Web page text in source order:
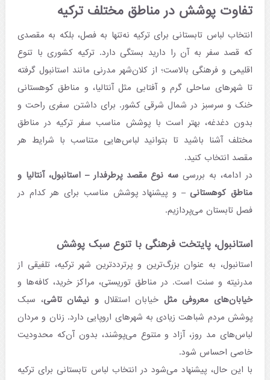
تفاوت پوشش در مناطق مختلف ترکیه
انتخاب لباس تابستانی برای ترکیه نه‌تنها به فصل، بلکه به مقصدی
که قصد سفر به آن را دارید بستگی دارد. ترکیه کشوری با تنوع
اقلیمی و فرهنگی بالاست؛ از کلان‌شهر مدرنی مانند استانبول گرفته
تا شهرهای ساحلی گرم و آفتابی مثل آنتالیا، و مناطق کوهستانی
خنک و سرسبز در شمال شرقی کشور. برای داشتن سفری راحت و
بدون دغدغه، بهتر است با پوشش مناسب سفر ترکیه در مناطق
مختلف آشنا باشید تا بتوانید لباس‌هایی متناسب با شرایط هر
مقصد انتخاب کنید.
در ادامه، به بررسی سه نوع مقصد پرطرفدار – استانبول، آنتالیا و
مناطق کوهستانی– و پیشنهاد پوشش مناسب برای هر کدام در
فصل تابستان می‌پردازیم.
استانبول، پایتخت فرهنگی با تنوع سبک پوشش
استانبول، به عنوان بزرگ‌ترین و پرترددترین شهر ترکیه، تلفیقی از
مدرنیته و سنت است. در مناطق توریستی، مراکز خرید، کافه‌ها و
خیابان‌های معروفی مثل خیابان استقلال و نیشان تاشی، سبک
پوشش مردم شباهت زیادی به شهرهای اروپایی دارد. زنان و مردان
لباس‌های مد روز، آزاد و متنوع می‌پوشند، بدون آن‌که محدودیت
خاصی احساس شود.
با این حال، پیشنهاد می‌شود در انتخاب لباس تابستانی برای ترکیه